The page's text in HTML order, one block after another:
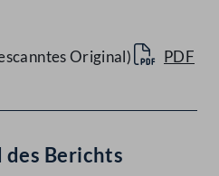
Original) PDF
des Berichts